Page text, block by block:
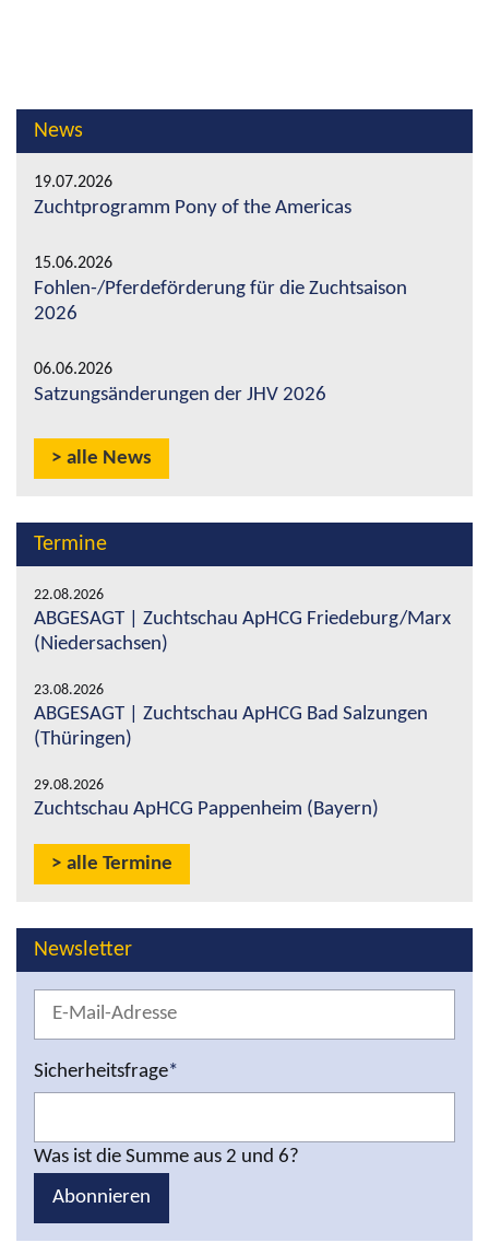
News
19.07.2026
Zuchtprogramm Pony of the Americas
15.06.2026
Fohlen-/Pferdeförderung für die Zuchtsaison
2026
06.06.2026
Satzungsänderungen der JHV 2026
alle News
Termine
22.08.2026
ABGESAGT | Zuchtschau ApHCG Friedeburg/Marx
(Niedersachsen)
23.08.2026
ABGESAGT | Zuchtschau ApHCG Bad Salzungen
(Thüringen)
29.08.2026
Zuchtschau ApHCG Pappenheim (Bayern)
alle Termine
Newsletter
Sicherheitsfrage*
Was ist die Summe aus 2 und 6?
Abonnieren